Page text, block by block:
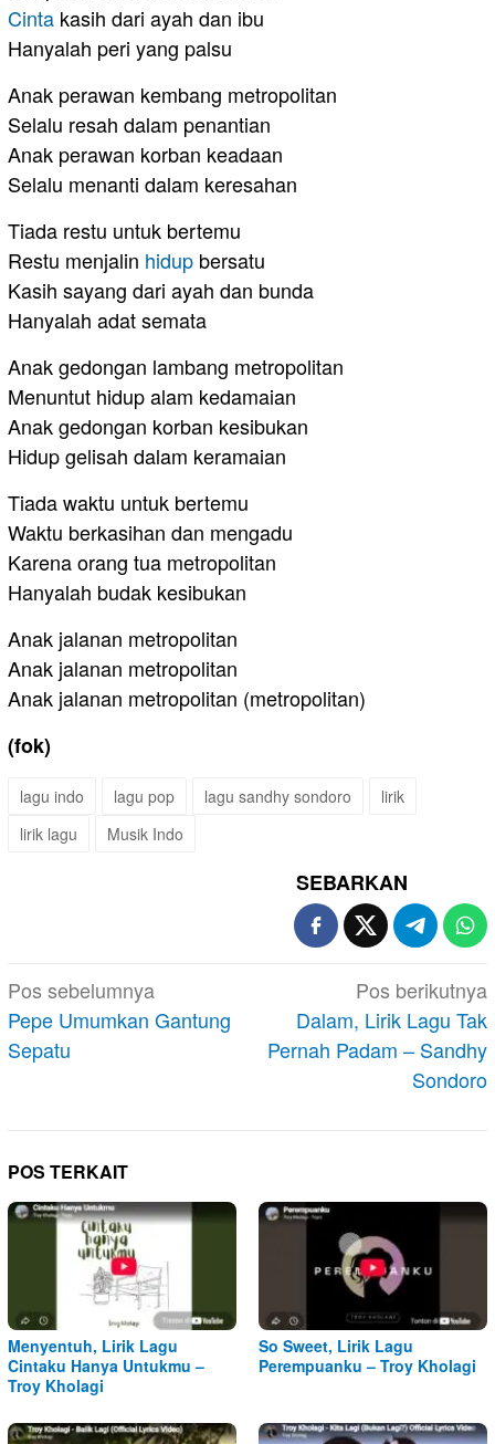
Cinta kasih dari ayah dan ibu
Hanyalah peri yang palsu
Anak perawan kembang metropolitan
Selalu resah dalam penantian
Anak perawan korban keadaan
Selalu menanti dalam keresahan
Tiada restu untuk bertemu
Restu menjalin hidup bersatu
Kasih sayang dari ayah dan bunda
Hanyalah adat semata
Anak gedongan lambang metropolitan
Menuntut hidup alam kedamaian
Anak gedongan korban kesibukan
Hidup gelisah dalam keramaian
Tiada waktu untuk bertemu
Waktu berkasihan dan mengadu
Karena orang tua metropolitan
Hanyalah budak kesibukan
Anak jalanan metropolitan
Anak jalanan metropolitan
Anak jalanan metropolitan (metropolitan)
(fok)
lagu indo lagu pop lagu sandhy sondoro
lirik
lirik lagu
Musik Indo
SEBARKAN
Navigasi
pos
Pos sebelumnya
Pepe Umumkan Gantung
Sepatu
Pos berikutnya
Dalam, Lirik Lagu Tak
Pernah Padam – Sandhy
Sondoro
POS TERKAIT
Menyentuh, Lirik Lagu
Cintaku Hanya Untukmu –
Troy Kholagi
So Sweet, Lirik Lagu
Perempuanku – Troy Kholagi